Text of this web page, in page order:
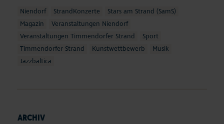
Niendorf StrandKonzerte
Stars am Strand (SamS)
Magazin
Veranstaltungen Niendorf
Veranstaltungen Timmendorfer Strand
Sport
Timmendorfer Strand
Kunstwettbewerb
Musik
Jazzbaltica
ARCHIV